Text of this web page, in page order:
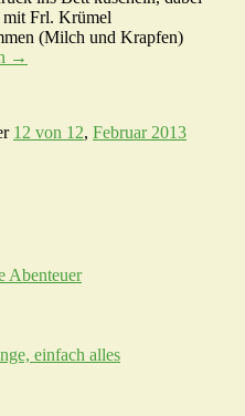
mit Frl. Krümel
(Milch und Krapfen)
→
12 von 12, Februar 2013
Abenteuer
einfach alles